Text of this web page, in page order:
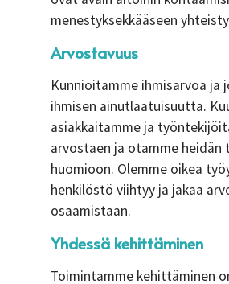
menestyksekkääseen
Arvostavuus
Kunnioitamme ihmisarvoa ja
ihmisen ainutlaatuisuutta.
asiakkaitamme ja
arvostaen ja otamme heidän
huomioon. Olemme oikea
henkilöstö viihtyy ja jakaa
osaamistaan.
Yhdessä kehittäminen
Toimintamme kehittäminen